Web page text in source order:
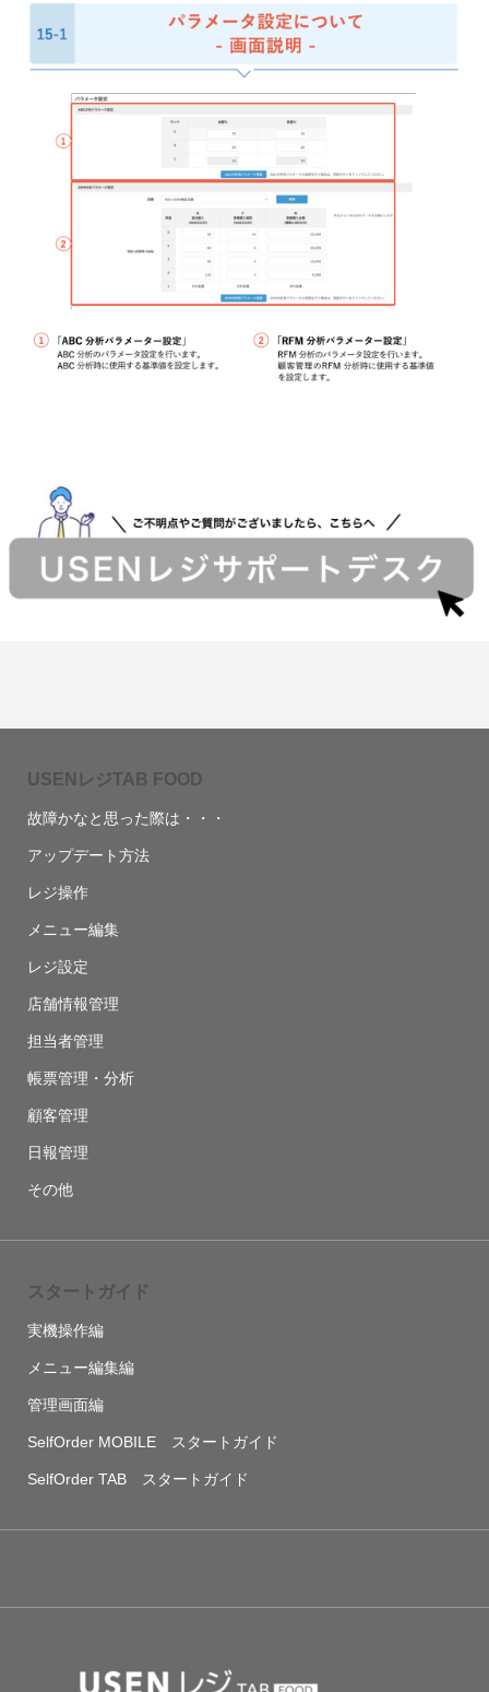
USENレジTAB FOOD
故障かなと思った際は・・・
アップデート方法
レジ操作
メニュー編集
レジ設定
店舗情報管理
担当者管理
帳票管理・分析
顧客管理
日報管理
その他
スタートガイド
実機操作編
メニュー編集編
管理画面編
SelfOrder MOBILE スタートガイド
SelfOrder TAB スタートガイド